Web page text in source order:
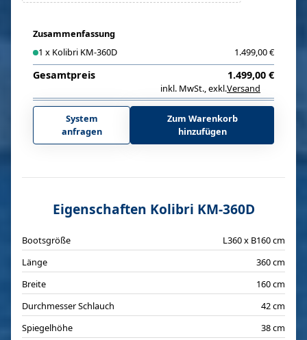
Zusammenfassung
1 x Kolibri KM-360D 1.499,00 €
Gesamtpreis
inkl. MwSt.,exkl.Versand
1.499,00 €
System
anfragen
Zum Warenkorb
hinzufügen
Eigenschaften Kolibri KM-360D
Bootsgröße
L360 x B160 cm
Länge
360 cm
Breite
160 cm
Durchmesser Schlauch
42 cm
Spiegelhöhe
38 cm